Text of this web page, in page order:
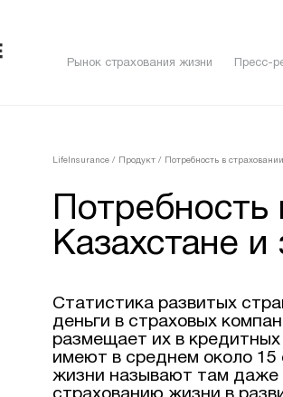
Рынок страхования жизни Пресс-
LifeInsurance / Продукт / Потребность в
Казахстане
Статистика развитых
деньги в страховых
размещает их в
имеют в среднем около 15
жизни называют там даже